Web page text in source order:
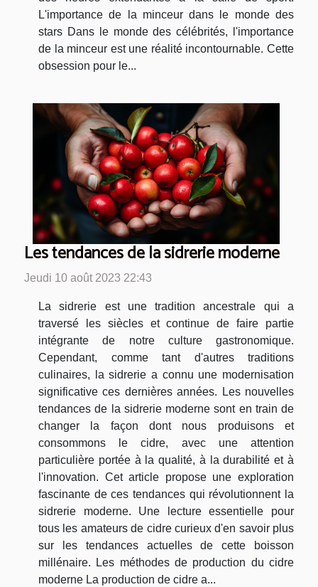
L'importance de la minceur dans le monde des
stars Dans le monde des célébrités, l'importance
de la minceur est une réalité incontournable. Cette
obsession pour le...
Les tendances de la sidrerie moderne
Jeudi 10 août 2023 22:43
La sidrerie est une tradition ancestrale qui a
traversé les siècles et continue de faire partie
intégrante de notre culture gastronomique.
Cependant, comme tant d'autres traditions
culinaires, la sidrerie a connu une modernisation
significative ces dernières années. Les nouvelles
tendances de la sidrerie moderne sont en train de
changer la façon dont nous produisons et
consommons le cidre, avec une attention
particulière portée à la qualité, à la durabilité et à
l'innovation. Cet article propose une exploration
fascinante de ces tendances qui révolutionnent la
sidrerie moderne. Une lecture essentielle pour
tous les amateurs de cidre curieux d'en savoir plus
sur les tendances actuelles de cette boisson
millénaire. Les méthodes de production du cidre
moderne La production de cidre a...